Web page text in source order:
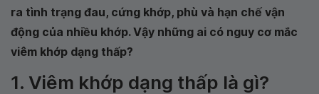
ra tình trạng đau, cứng khớp, phù và hạn chế vận
động của nhiều khớp. Vậy những ai có nguy cơ mắc
viêm khớp dạng thấp?
1. Viêm khớp dạng thấp là gì?